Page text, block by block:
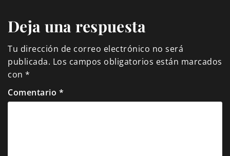
Deja una respuesta
Tu dirección de correo electrónico no será
publicada. Los campos obligatorios están marcados
con *
Comentario *